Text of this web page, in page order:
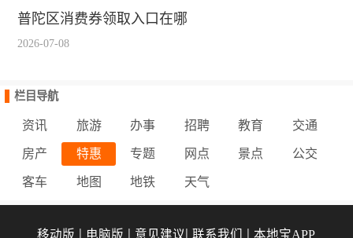
普陀区消费券领取入口在哪
2026-07-08
栏目导航
资讯 旅游 办事 招聘 教育 交通
房产 特惠 专题 网点 景点 公交
客车 地图 地铁 天气
移动版 | 电脑版 | 意见建议|联系我们 |本地宝APP